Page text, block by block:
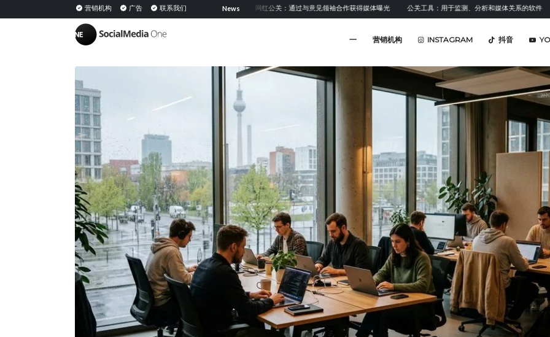
营销机构 广告 联系我们 News
共享媒体：定义、意义及在 PESO 模型中的策略 网红公关：通过与意见领袖合作获得媒体曝光 公关工具：用于监测、分析和媒体关系的软件 情
一 营销机构 INSTAGRAM 抖音